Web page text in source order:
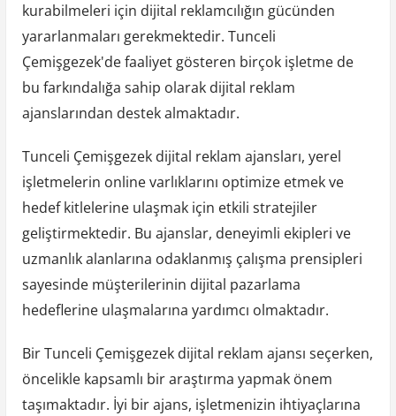
kurabilmeleri için dijital reklamcılığın gücünden
yararlanmaları gerekmektedir. Tunceli
Çemişgezek'de faaliyet gösteren birçok işletme de
bu farkındalığa sahip olarak dijital reklam
ajanslarından destek almaktadır.
Tunceli Çemişgezek dijital reklam ajansları, yerel
işletmelerin online varlıklarını optimize etmek ve
hedef kitlelerine ulaşmak için etkili stratejiler
geliştirmektedir. Bu ajanslar, deneyimli ekipleri ve
uzmanlık alanlarına odaklanmış çalışma prensipleri
sayesinde müşterilerinin dijital pazarlama
hedeflerine ulaşmalarına yardımcı olmaktadır.
Bir Tunceli Çemişgezek dijital reklam ajansı seçerken,
öncelikle kapsamlı bir araştırma yapmak önem
taşımaktadır. İyi bir ajans, işletmenizin ihtiyaçlarına